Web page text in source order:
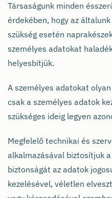
Társaságunk minden
érdekében, hogy az
szükség esetén
személyes adatokat
helyesbítjük.
A személyes adatokat
csak a személyes adatok
szükséges ideig legyen
Megfelelő technikai és
alkalmazásával biztosítjuk
biztonságát az adatok
kezelésével, véletlen